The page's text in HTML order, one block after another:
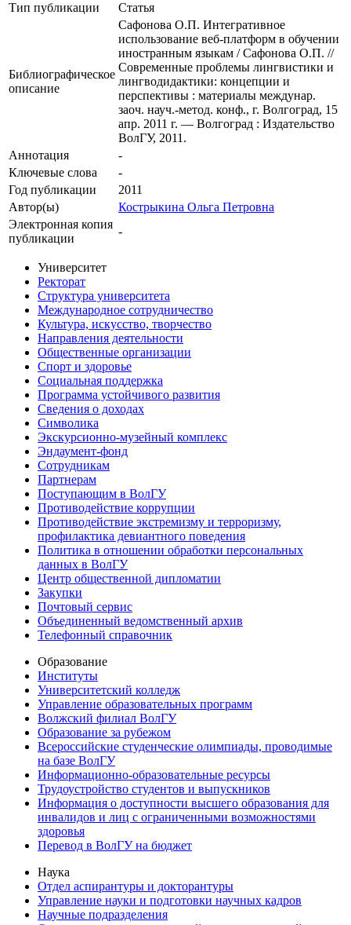
Тип публикации
Статья
Библиографическое
описание
Сафонова О.П. Интегративное
использование веб-платформ в обучении
иностранным языкам / Сафонова О.П. //
Современные проблемы лингвистики и
лингводидактики: концепции и
перспективы : материалы междунар.
заоч. науч.-метод. конф., г. Волгоград, 15
апр. 2011 г. — Волгоград : Издательство
ВолГУ, 2011.
Аннотация
-
Ключевые cлова
-
Год публикации
2011
Автор(ы)
Кострыкина Ольга Петровна
Электронная копия
публикации
-
Университет
Ректорат
Структура университета
Международное сотрудничество
Культура, искусство, творчество
Направления деятельности
Общественные организации
Спорт и здоровье
Социальная поддержка
Программа устойчивого развития
Сведения о доходах
Символика
Экскурсионно-музейный комплекс
Эндаумент-фонд
Сотрудникам
Партнерам
Поступающим в ВолГУ
Противодействие коррупции
Противодействие экстремизму и терроризму,
профилактика девиантного поведения
Политика в отношении обработки персональных
данных в ВолГУ
Центр общественной дипломатии
Закупки
Почтовый сервис
Объединенный ведомственный архив
Телефонный справочник
Образование
Институты
Университетский колледж
Управление образовательных программ
Волжский филиал ВолГУ
Образование за рубежом
Всероссийские студенческие олимпиады, проводимые
на базе ВолГУ
Информационно-образовательные ресурсы
Трудоустройство студентов и выпускников
Информация о доступности высшего образования для
инвалидов и лиц с ограниченными возможностями
здоровья
Перевод в ВолГУ на бюджет
Наука
Отдел аспирантуры и докторантуры
Управление науки и подготовки научных кадров
Научные подразделения